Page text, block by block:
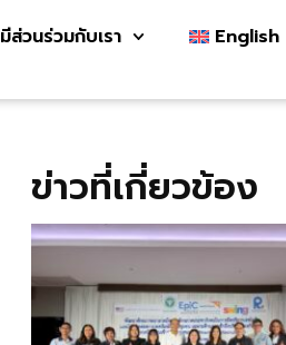
มีส่วนร่วมกับเรา English
ข่าวที่เกี่ยวข้อง